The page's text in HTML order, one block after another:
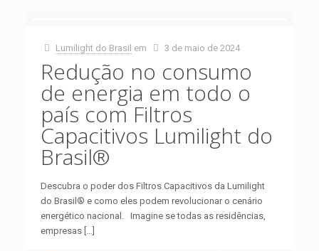
Lumilight do Brasil em 3 de maio de 2024
Redução no consumo
de energia em todo o
país com Filtros
Capacitivos Lumilight do
Brasil®
Descubra o poder dos Filtros Capacitivos da Lumilight
do Brasil® e como eles podem revolucionar o cenário
energético nacional. Imagine se todas as residências,
empresas […]